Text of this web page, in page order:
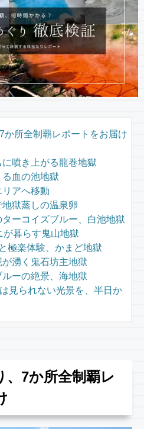
か所全制覇レポートをお届け
噴き上がる龍巻地獄
血の池地獄
アへ移動
獄蒸しの温泉卵
ーコイズブルー、白池地獄
が暮らす鬼山地獄
極楽体験、かまど地獄
湧く鬼石坊主地獄
ルーの絶景、海地獄
見られない光景を、半日か
、7か所全制覇レ